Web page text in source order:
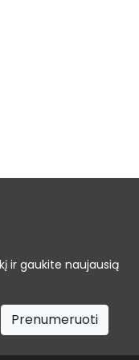
ir gaukite naujausią
Prenumeruoti